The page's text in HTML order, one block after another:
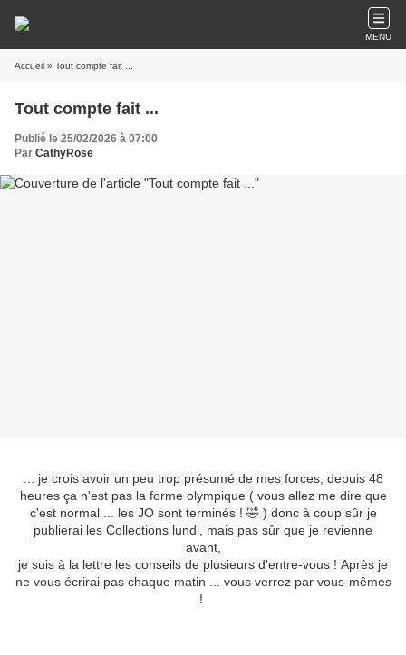
MENU
Accueil » Tout compte fait ...
Tout compte fait ...
Publié le 25/02/2026 à 07:00
Par CathyRose
... je crois avoir un peu trop présumé de mes forces, depuis 48
heures ça n'est pas la forme olympique ( vous allez me dire que
c'est normal ... les JO sont terminés ! 🤣 ) donc à coup sûr je
publierai les Collections lundi, mais pas sûr que je revienne
avant,
je suis à la lettre les conseils de plusieurs d'entre-vous ! Après je
ne vous écrirai pas chaque matin ... vous verrez par vous-mêmes
!